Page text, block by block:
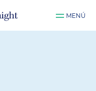
MENÚ